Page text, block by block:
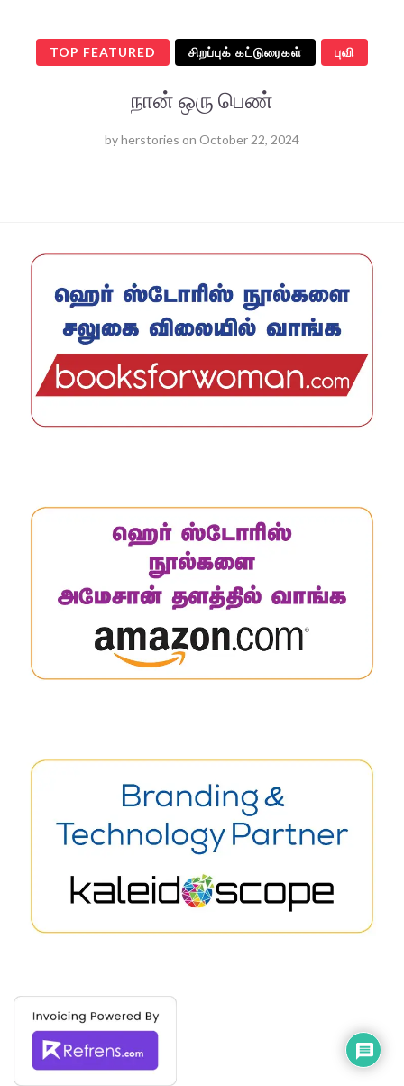
TOP FEATURED சிறப்புக் கட்டுரைகள் புவி
நான் ஒரு பெண்
byherstories on October 22, 2024